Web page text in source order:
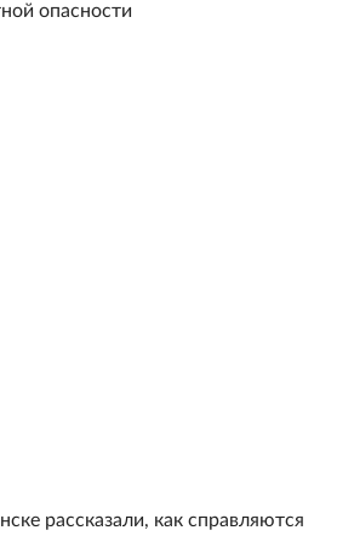
опасности
рассказали, как справляются